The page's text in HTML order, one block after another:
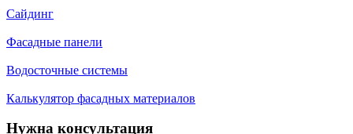
Сайдинг
Фасадные панели
Водосточные системы
Калькулятор фасадных материалов
Нужна консультация